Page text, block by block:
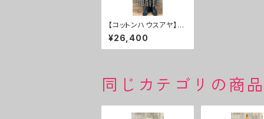
【コットンハウスアヤ】ワ
ンピース ２０％ＯＦＦ
¥26,400
同じカテゴリの商